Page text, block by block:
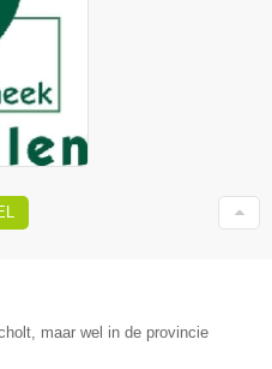
maar wel in de provincie